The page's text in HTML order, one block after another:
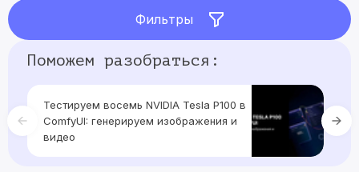
Фильтры
Поможем разобраться:
Тестируем восемь NVIDIA Tesla P100 в
ComfyUI: генерируем изображения и
видео